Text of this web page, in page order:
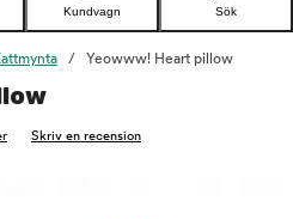
Kundvagn Sök
Yeowww! Heart pillow
Skriv en recension